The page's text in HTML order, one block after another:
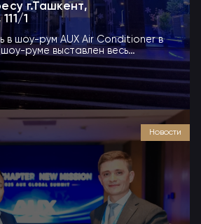
г.Ташкент,
1
в шоу-рум AUX Air Conditioner в
руме выставлен весь
Новости